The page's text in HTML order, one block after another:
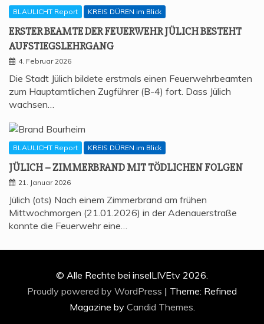
BLAULICHT Report KREIS DÜREN im Blick
ERS­TER BEAM­TE DER FEU­ER­WEHR JÜLICH BESTEHT
AUFSTIEGSLEHRGANG
4. Februar 2026
Die Stadt Jülich bildete erstmals einen Feuerwehrbeamten
zum Hauptamtlichen Zugführer (B-4) fort. Dass Jülich
wachsen…
BLAULICHT Report KREIS DÜREN im Blick
JÜLICH – ZIM­MER­BRAND MIT TÖD­LI­CHEN FOLGEN
21. Januar 2026
Jülich (ots) Nach einem Zimmerbrand am frühen
Mittwochmorgen (21.01.2026) in der Adenauerstraße
konnte die Feuerwehr eine…
© Alle Rechte bei inselLIVEtv 2026.
Proudly powered by WordPress | Theme: Refined
Magazine by Candid Themes.